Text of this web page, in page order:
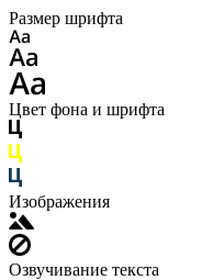
Размер шрифта
Цвет фона и шрифта
Изображения
Озвучивание текста